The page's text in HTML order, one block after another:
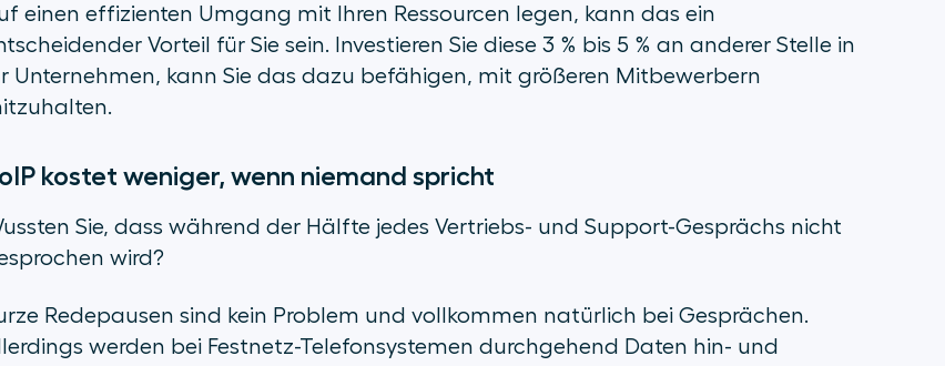
einen effizienten Umgang mit Ihren Ressourcen legen, kann das ein
Vorteil für Sie sein. Investieren Sie diese 3 % bis 5 % an anderer Stelle in
Unternehmen, kann Sie das dazu befähigen, mit größeren Mitbewerbern
kostet weniger, wenn niemand spricht
Sie, dass während der Hälfte jedes Vertriebs- und Support-Gesprächs nicht
wird?
Redepausen sind kein Problem und vollkommen natürlich bei Gesprächen.
werden bei Festnetz-Telefonsystemen durchgehend Daten hin- und